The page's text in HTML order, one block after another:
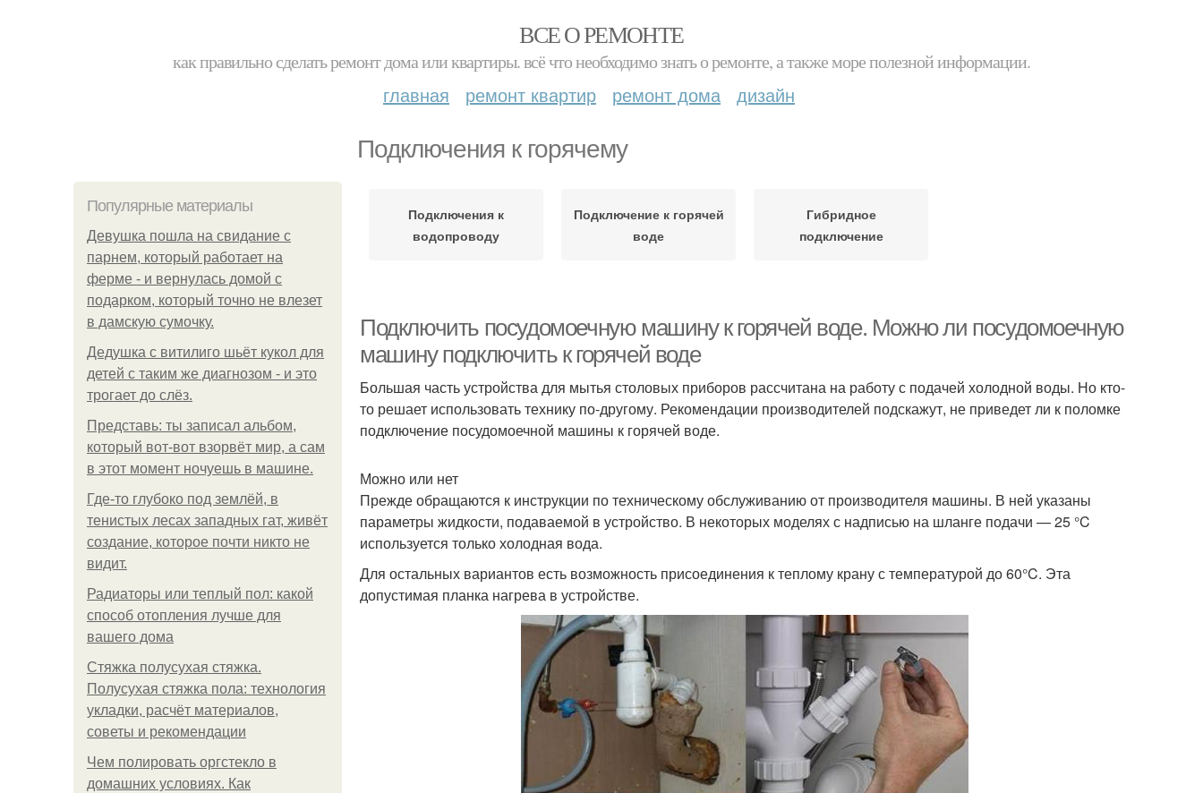
ВСЕ О РЕМОНТЕ
как правильно сделать ремонт дома или квартиры. всё что необходимо знать о ремонте, а также море полезной информации.
главная ремонт квартир ремонт дома дизайн
Подключения к горячему
Популярные материалы
Девушка пошла на свидание с
парнем, который работает на
ферме - и вернулась домой с
подарком, который точно не влезет
в дамскую сумочку.
Дедушка с витилиго шьёт кукол для
детей с таким же диагнозом - и это
трогает до слёз.
Представь: ты записал альбом,
который вот-вот взорвёт мир, а сам
в этот момент ночуешь в машине.
Где-то глубоко под землёй, в
тенистых лесах западных гат, живёт
создание, которое почти никто не
видит.
Радиаторы или теплый пол: какой
способ отопления лучше для
вашего дома
Стяжка полусухая стяжка.
Полусухая стяжка пола: технология
укладки, расчёт материалов,
советы и рекомендации
Чем полировать оргстекло в
домашних условиях. Как
Подключения к
водопроводу
Подключение к горячей
воде
Гибридное
подключение
Подключить посудомоечную машину к горячей воде. Можно ли посудомоечную
машину подключить к горячей воде
Большая часть устройства для мытья столовых приборов рассчитана на работу с подачей холодной воды. Но кто-
то решает использовать технику по-другому. Рекомендации производителей подскажут, не приведет ли к поломке
подключение посудомоечной машины к горячей воде.
Можно или нет
Прежде обращаются к инструкции по техническому обслуживанию от производителя машины. В ней указаны
параметры жидкости, подаваемой в устройство. В некоторых моделях с надписью на шланге подачи — 25 °C
используется только холодная вода.
Для остальных вариантов есть возможность присоединения к теплому крану с температурой до 60°C. Эта
допустимая планка нагрева в устройстве.